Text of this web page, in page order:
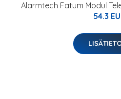
Alarmtech Fatum Modul
54.3